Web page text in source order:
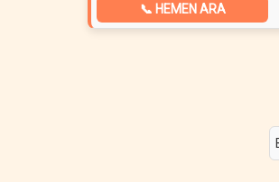
📞 HEMEN ARA